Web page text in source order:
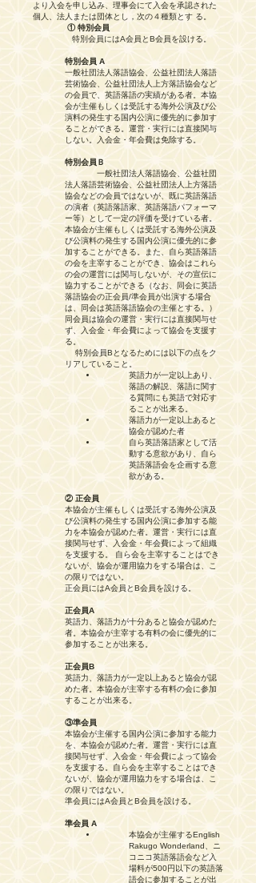
より入会を申し込み、理事会にて入会を承認された
個人、法人または団体とし，次の４種類とす る。
① 特別会員
特別会員にはA会員とB会員を設ける。
特別会員 A
一般社団法人落語協会、公益社団法人落語
芸術協会、公益社団法人上方落語協会など
の会員で、英語落語の実績がある者。本協
会が主催もしくは受託する海外公演及び公
演料の発生する国内公演に優先的に参加す
ることができる。運営・実行には直接関与
しない。入会金・年会費は免除する。
特別会員Ｂ
一般社団法人落語協会、公益社団
法人落語芸術協会、公益社団法人上方落語
協会などの会員ではないが、既に英語落語
の演者（英語落語家、英語落語パフォーマ
ー等）として一定の評価を受けている者。
本協会が主催もしくは受託する海外公演及
び公演料の発生する国内公演に優先的に参
加することができる。また、自ら英語落語
の会を主宰することができ、協会はこれら
の会の運営には関与しないが、その宣伝に
協力することができる（なお、同会に英語
落語協会の正会員/準会員が出演する場合
は、同会は英語落語協会の主催とする。）
同会員は協会の運営・実行には直接関与せ
ず、入会金・年会費によって協会を支援す
る。
特別会員Bとなるためには以下の点をク
リアしていること。
英語力が一定以上あり、
落語の解説、落語に関す
る質問にも英語で対応す
ることが出来る。
落語力が一定以上あると
協会が認めた者
自ら英語落語家として活
動する意欲があり、自ら
英語落語会を企画する意
欲がある。
② 正会員
本協会が主催もしくは受託する海外公演及
び公演料の発生する国内公演に参加する能
力を本協会が認めた者。運営・実行には直
接関与せず、入会金・年会費によって組織
を支援する。 自ら会を主宰することはでき
ないが、協会が運用協力をする場合は、こ
の限りではない。
正会員にはA会員とB会員を設ける。
正会員A
英語力、落語力が十分あると協会が認めた
者。本協会が主宰する有料の会に優先的に
参加することが出来る。
正会員B
英語力、落語力が一定以上あると協会が認
めた者。本協会が主宰する有料の会に参加
することが出来る。
③準会員
本協会が主催する国内公演に参加する能力
を、本協会が認めた者。運営・実行には直
接関与せず、入会金・年会費によって協会
を支援する。自ら会を主宰することはでき
ないが、協会が運用協力をする場合は、こ
の限りではない。
準会員にはA会員とB会員を設ける。
準会員 A
本協会が主催するEnglish
Rakugo Wonderland、ニ
コニコ英語落語会など入
場料が500円以下の英語落
語会に参加することが出